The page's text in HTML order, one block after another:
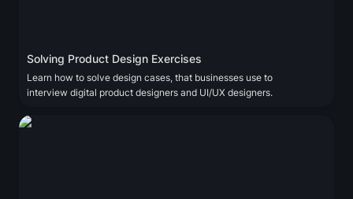
Solving Product Design Exercises
Learn how to solve design cases, that businesses use to
interview digital product designers and UI/UX designers.
ColorandContrast.com